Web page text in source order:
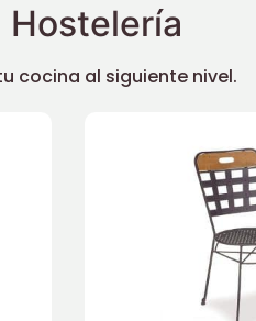
Hostelería
cocina al siguiente nivel.